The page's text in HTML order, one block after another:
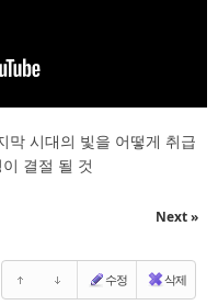
막 시대의 빛을 어떻게 취급
결절 될 것
Next »
수정 삭제